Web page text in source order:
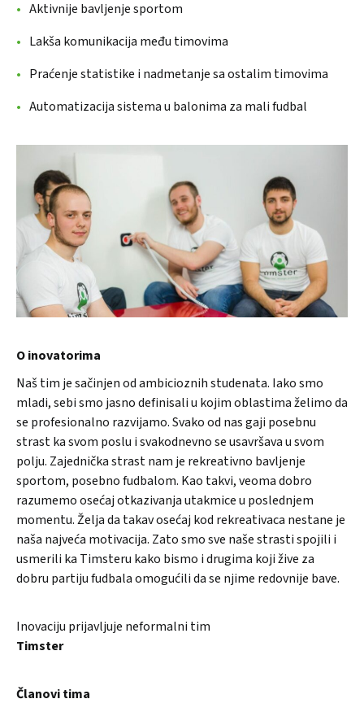
Aktivnije bavljenje sportom
Lakša komunikacija među timovima
Praćenje statistike i nadmetanje sa ostalim timovima
Automatizacija sistema u balonima za mali fudbal
O inovatorima
Naš tim je sačinjen od ambicioznih studenata. Iako smo
mladi, sebi smo jasno definisali u kojim oblastima želimo da
se profesionalno razvijamo. Svako od nas gaji posebnu
strast ka svom poslu i svakodnevno se usavršava u svom
polju. Zajednička strast nam je rekreativno bavljenje
sportom, posebno fudbalom. Kao takvi, veoma dobro
razumemo osećaj otkazivanja utakmice u poslednjem
momentu. Želja da takav osećaj kod rekreativaca nestane je
naša najveća motivacija. Zato smo sve naše strasti spojili i
usmerili ka Timsteru kako bismo i drugima koji žive za
dobru partiju fudbala omogućili da se njime redovnije bave.
Inovaciju prijavljuje neformalni tim
Timster
Članovi tima